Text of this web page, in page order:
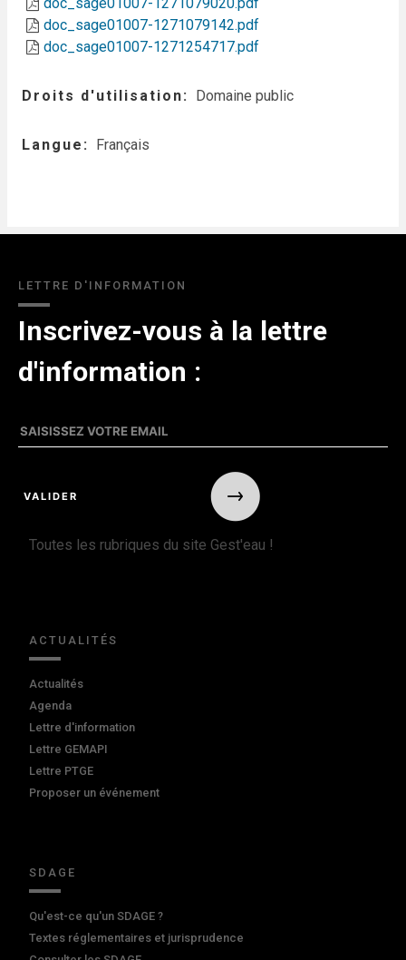
doc_sage01007-1271079142.pdf
doc_sage01007-1271254717.pdf
Droits d'utilisation Domaine public
Langue Français
LETTRE D'INFORMATION
Inscrivez-vous à la lettre
d'information :
Toutes les rubriques du site Gest'eau !
ACTUALITÉS
Actualités
Agenda
Lettre d'information
Lettre GEMAPI
Lettre PTGE
Proposer un événement
SDAGE
Qu'est-ce qu'un SDAGE ?
Textes réglementaires et jurisprudence